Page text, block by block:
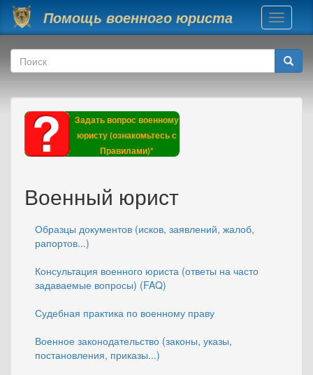
Перейти к основному содержанию
Помощь военного юриста
Toggle
Форма поиска
Поиск
Задать вопрос военному
юристу (ознакомьтесь с
Правилами)*
Военный юрист
Образцы документов (исков, заявлений, жалоб,
рапортов...)
Консультация военного юриста (ответы на часто
задаваемые вопросы) (FAQ)
Судебная практика по военному праву
Военное законодательство (законы, указы,
постановления, приказы...)